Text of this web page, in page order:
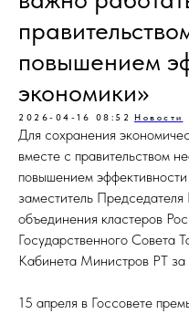
повышением
экономики»
2026-04-16 08:52 Новости
Для сохранения
вместе с правительством
повышением эффективности
заместитель
объединения кластеров
Государственного Совета
Кабинета Министров РТ
15 апреля в Госсовете